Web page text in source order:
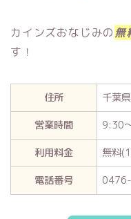
カインズおなじみの無
す！
住所 千葉
営業時間
9:30
利用料金
無料
電話番号